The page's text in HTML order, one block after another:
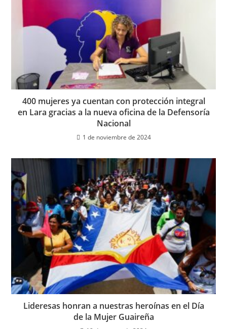
400 mujeres ya cuentan con protección integral
en Lara gracias a la nueva oficina de la Defensoría
Nacional
1 de noviembre de 2024
Lideresas honran a nuestras heroínas en el Día
de la Mujer Guaireña